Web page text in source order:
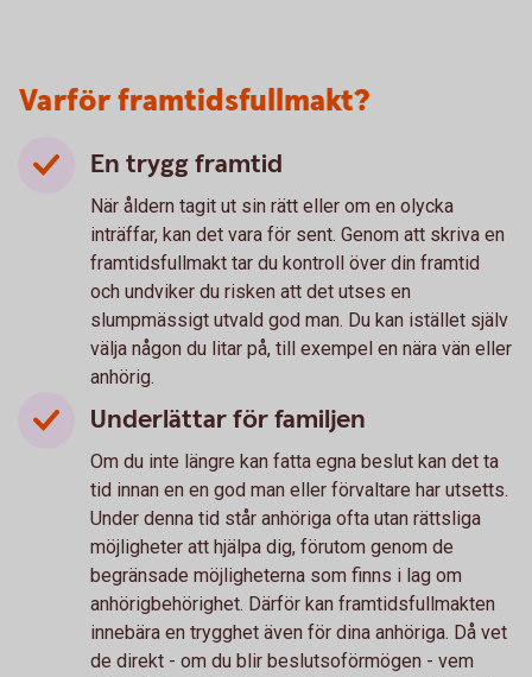
Varför framtidsfullmakt?
En trygg framtid
När åldern tagit ut sin rätt eller om en olycka
inträffar, kan det vara för sent. Genom att skriva en
framtidsfullmakt tar du kontroll över din framtid
och undviker du risken att det utses en
slumpmässigt utvald god man. Du kan istället själv
välja någon du litar på, till exempel en nära vän eller
anhörig.
Underlättar för familjen
Om du inte längre kan fatta egna beslut kan det ta
tid innan en en god man eller förvaltare har utsetts.
Under denna tid står anhöriga ofta utan rättsliga
möjligheter att hjälpa dig, förutom genom de
begränsade möjligheterna som finns i lag om
anhörigbehörighet. Därför kan framtidsfullmakten
innebära en trygghet även för dina anhöriga. Då vet
de direkt - om du blir beslutsoförmögen - vem